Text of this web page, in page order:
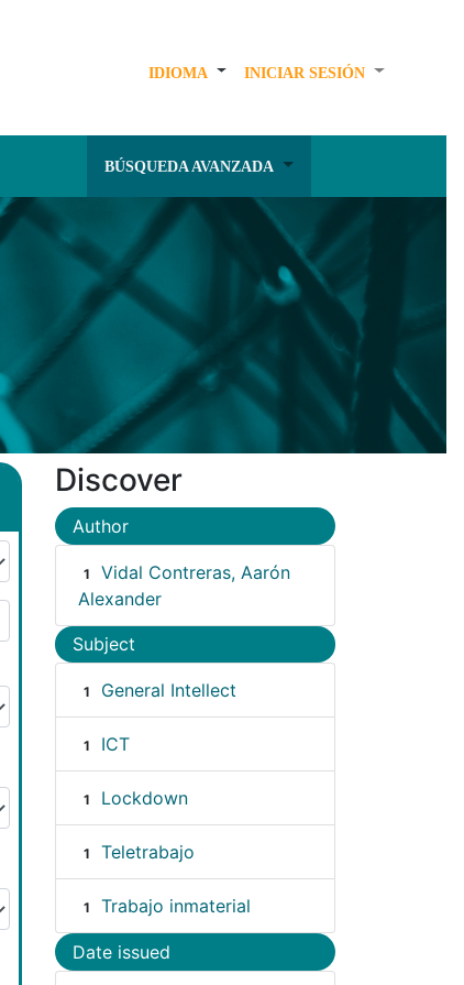
IDIOMA INICIAR SESIÓN
BÚSQUEDA AVANZADA
Discover
Author
1
Vidal Contreras, Aarón
Alexander
Subject
1 General Intellect
1 ICT
1 Lockdown
1 Teletrabajo
1 Trabajo inmaterial
Date issued